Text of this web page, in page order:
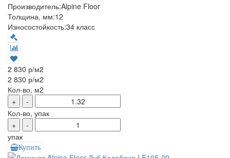
Производитель:Alpine Floor
Толщина, мм:12
Износостойкость:34 класс
2 830 р/м2
2 830 р/м2
Кол-во, м2
+
-
Кол-во, упак
+
-
упак
Купить